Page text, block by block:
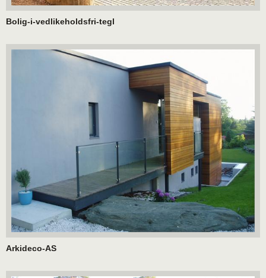
Bolig-i-vedlikeholdsfri-tegl
Arkideco-AS